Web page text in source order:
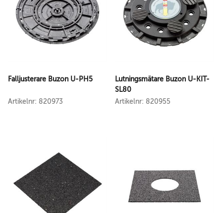
Falljusterare Buzon U-PH5
Artikelnr: 820973
Lutningsmätare Buzon U-KIT-
SL80
Artikelnr: 820955